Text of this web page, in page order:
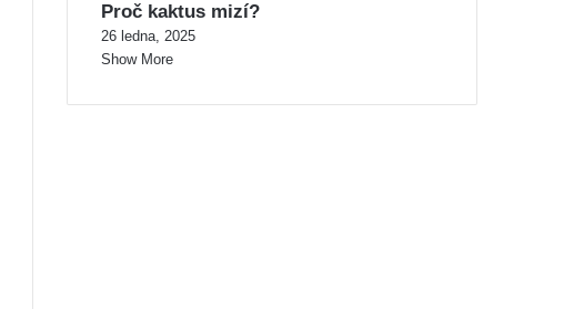
Proč kaktus mizí?
26 ledna, 2025
Show More